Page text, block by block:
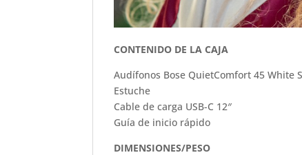
CONTENIDO DE LA CAJA
Audífonos Bose QuietComfort 45 White
Estuche
Cable de carga USB-C 12″
Guía de inicio rápido
DIMENSIONES/PESO